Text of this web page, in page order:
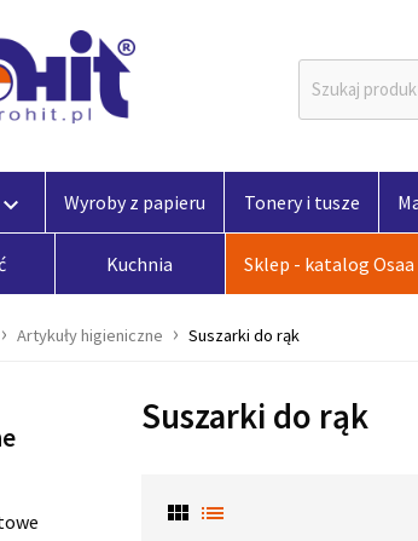
keyboard_arrow_down Wyroby z papieru Tonery i tusze
Kuchnia Sklep - katalog Osaa
Artykuły higieniczne Suszarki do rąk
Suszarki do rąk
view_module list